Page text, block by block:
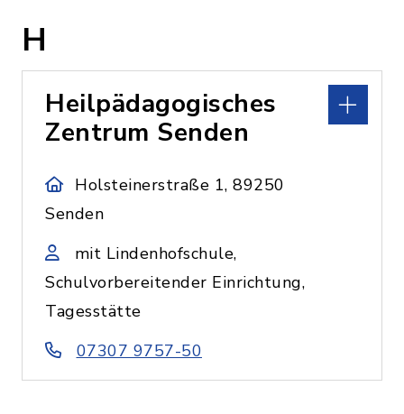
H
Heilpädagogisches
Zentrum Senden
Holsteinerstraße 1, 89250
Senden
mit Lindenhofschule,
Schulvorbereitender Einrichtung,
Tagesstätte
07307 9757-50